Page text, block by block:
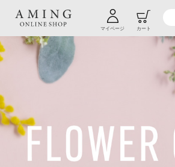
マイページ カート